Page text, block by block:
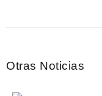
Otras Noticias